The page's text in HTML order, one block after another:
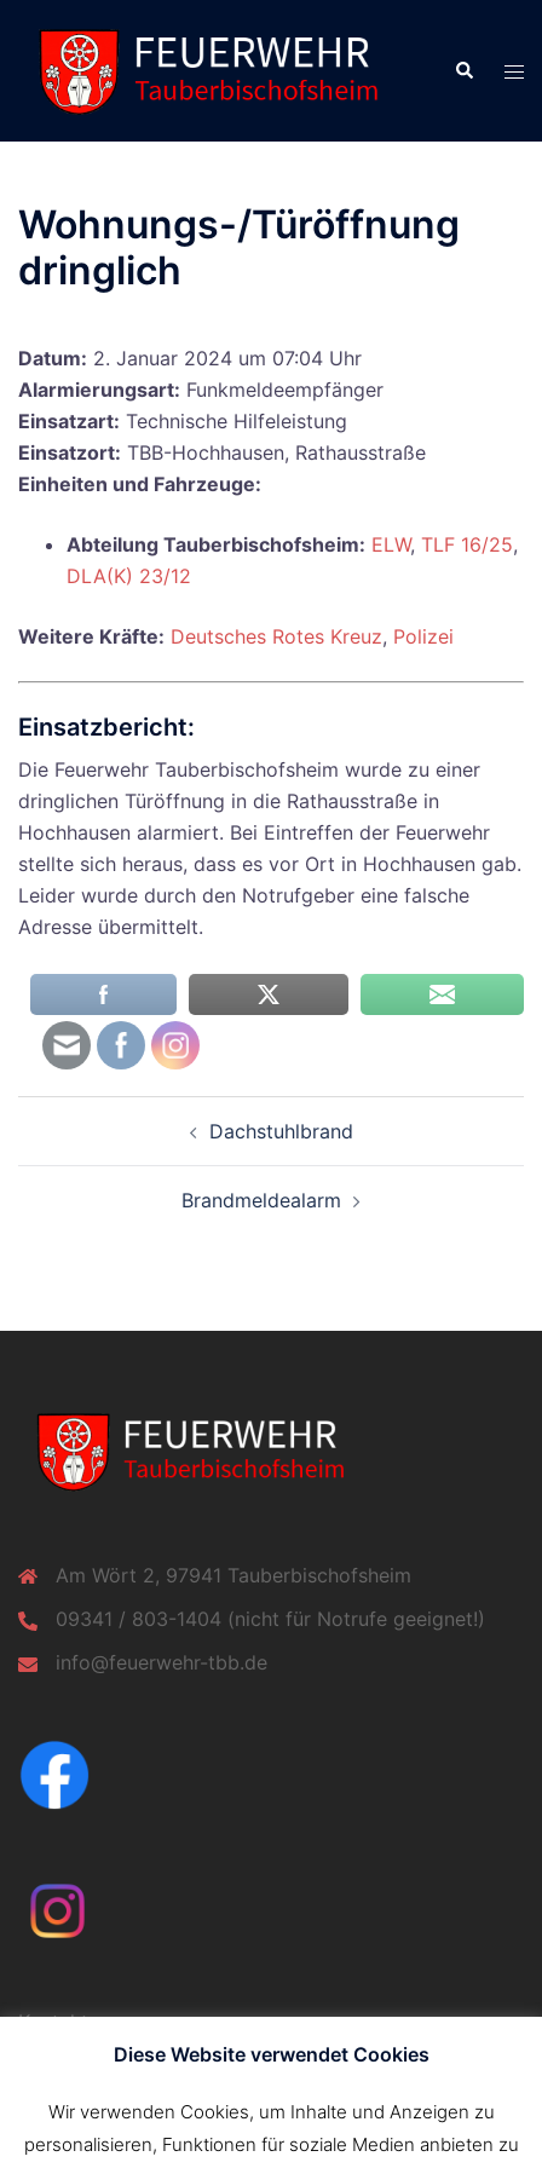
Inhalt
springen
Suche
Wohnungs-/Türöffnung
dringlich
Datum: 2. Januar 2024 um 07:04 Uhr
Alarmierungsart: Funkmeldeempfänger
Einsatzart: Technische Hilfeleistung
Einsatzort: TBB-Hochhausen, Rathausstraße
Einheiten und Fahrzeuge:
Abteilung Tauberbischofsheim: ELW, TLF 16/25,
DLA(K) 23/12
Weitere Kräfte: Deutsches Rotes Kreuz, Polizei
Einsatzbericht:
Die Feuerwehr Tauberbischofsheim wurde zu einer
dringlichen Türöffnung in die Rathausstraße in
Hochhausen alarmiert. Bei Eintreffen der Feuerwehr
stellte sich heraus, dass es vor Ort in Hochhausen gab.
Leider wurde durch den Notrufgeber eine falsche
Adresse übermittelt.
Dachstuhlbrand
Brandmeldealarm
Am Wört 2, 97941 Tauberbischofsheim
09341 / 803-1404 (nicht für Notrufe geeignet!)
info@feuerwehr-tbb.de
Kontakt
ImpressumDiese Website verwendet Cookies
Wir verwenden Cookies, um Inhalte und Anzeigen zu
personalisieren, Funktionen für soziale Medien anbieten zu